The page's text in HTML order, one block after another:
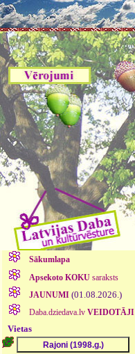
Sākumlapa
Apsekoto KOKUsaraksts
JAUNUMI (01.08.2026.)
Daba.dziedava.lv VEIDOTĀJI
Vietas